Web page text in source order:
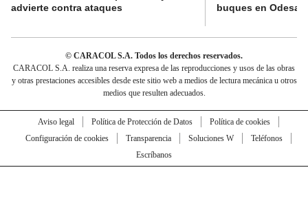
advierte contra ataques
buques en Odesa
© CARACOL S.A. Todos los derechos reservados.
CARACOL S.A. realiza una reserva expresa de las reproducciones y usos de las obras
y otras prestaciones accesibles desde este sitio web a medios de lectura mecánica u otros
medios que resulten adecuados.
Aviso legal Política de Protección de Datos
Política de cookies
Configuración de cookies
Transparencia Soluciones W
Teléfonos
Escríbanos